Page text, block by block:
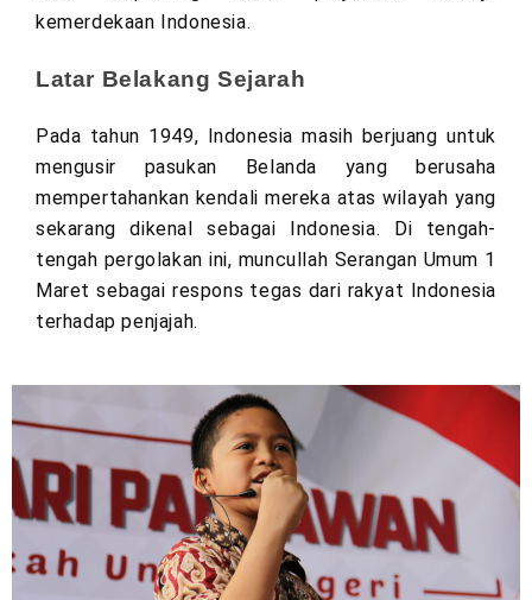
kemerdekaan Indonesia.
Latar Belakang Sejarah
Pada tahun 1949, Indonesia masih berjuang untuk
mengusir pasukan Belanda yang berusaha
mempertahankan kendali mereka atas wilayah yang
sekarang dikenal sebagai Indonesia. Di tengah-
tengah pergolakan ini, muncullah Serangan Umum 1
Maret sebagai respons tegas dari rakyat Indonesia
terhadap penjajah.